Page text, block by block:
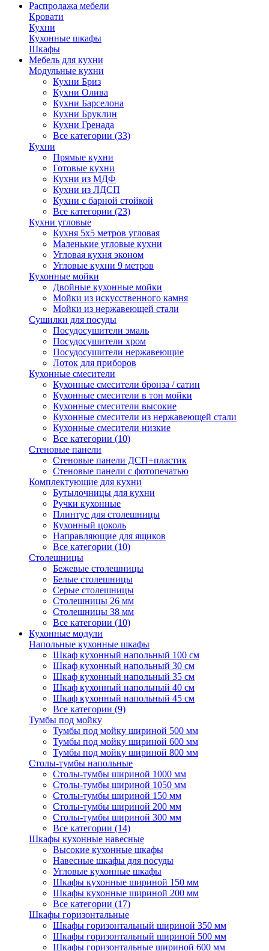
Распродажа мебели
Кровати
Кухни
Кухонные шкафы
Шкафы
Мебель для кухни
Модульные кухни
Кухни Бриз
Кухни Олива
Кухни Барселона
Кухни Бруклин
Кухни Гренада
Все категории (33)
Кухни
Прямые кухни
Готовые кухни
Кухни из МДФ
Кухни из ЛДСП
Кухни с барной стойкой
Все категории (23)
Кухни угловые
Кухня 5х5 метров угловая
Маленькие угловые кухни
Угловая кухня эконом
Угловые кухни 9 метров
Кухонные мойки
Двойные кухонные мойки
Мойки из искусственного камня
Мойки из нержавеющей стали
Сушилки для посуды
Посудосушители эмаль
Посудосушители хром
Посудосушители нержавеющие
Лоток для приборов
Кухонные смесители
Кухонные смесители бронза / сатин
Кухонные смесители в тон мойки
Кухонные смесители высокие
Кухонные смесители из нержавеющей стали
Кухонные смесители низкие
Все категории (10)
Стеновые панели
Стеновые панели ДСП+пластик
Стеновые панели с фотопечатью
Комплектующие для кухни
Бутылочницы для кухни
Ручки кухонные
Плинтус для столешницы
Кухонный цоколь
Направляющие для ящиков
Все категории (10)
Столешницы
Бежевые столешницы
Белые столешницы
Серые столешницы
Столешницы 26 мм
Столешницы 38 мм
Все категории (10)
Кухонные модули
Напольные кухонные шкафы
Шкаф кухонный напольный 100 см
Шкаф кухонный напольный 30 см
Шкаф кухонный напольный 35 см
Шкаф кухонный напольный 40 см
Шкаф кухонный напольный 45 см
Все категории (9)
Тумбы под мойку
Тумбы под мойку шириной 500 мм
Тумбы под мойку шириной 600 мм
Тумбы под мойку шириной 800 мм
Столы-тумбы напольные
Столы-тумбы шириной 1000 мм
Столы-тумбы шириной 1050 мм
Столы-тумбы шириной 150 мм
Столы-тумбы шириной 200 мм
Столы-тумбы шириной 300 мм
Все категории (14)
Шкафы кухонные навесные
Высокие кухонные шкафы
Навесные шкафы для посуды
Угловые кухонные шкафы
Шкафы кухонные шириной 150 мм
Шкафы кухонные шириной 200 мм
Все категории (17)
Шкафы горизонтальные
Шкафы горизонтальный шириной 350 мм
Шкафы горизонтальный шириной 500 мм
Шкафы горизонтальные шириной 600 мм